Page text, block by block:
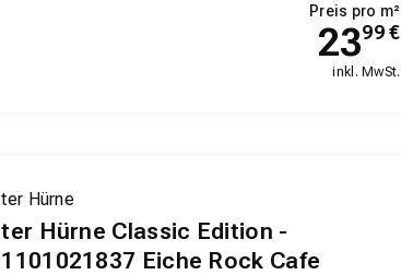
Preis pro m²
2399€
inkl. MwSt.
ter Hürne
ter Hürne Classic Edition -
1101021837 Eiche Rock Cafe